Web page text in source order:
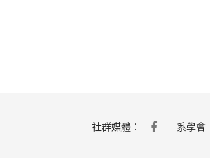
社群媒體： 系學會